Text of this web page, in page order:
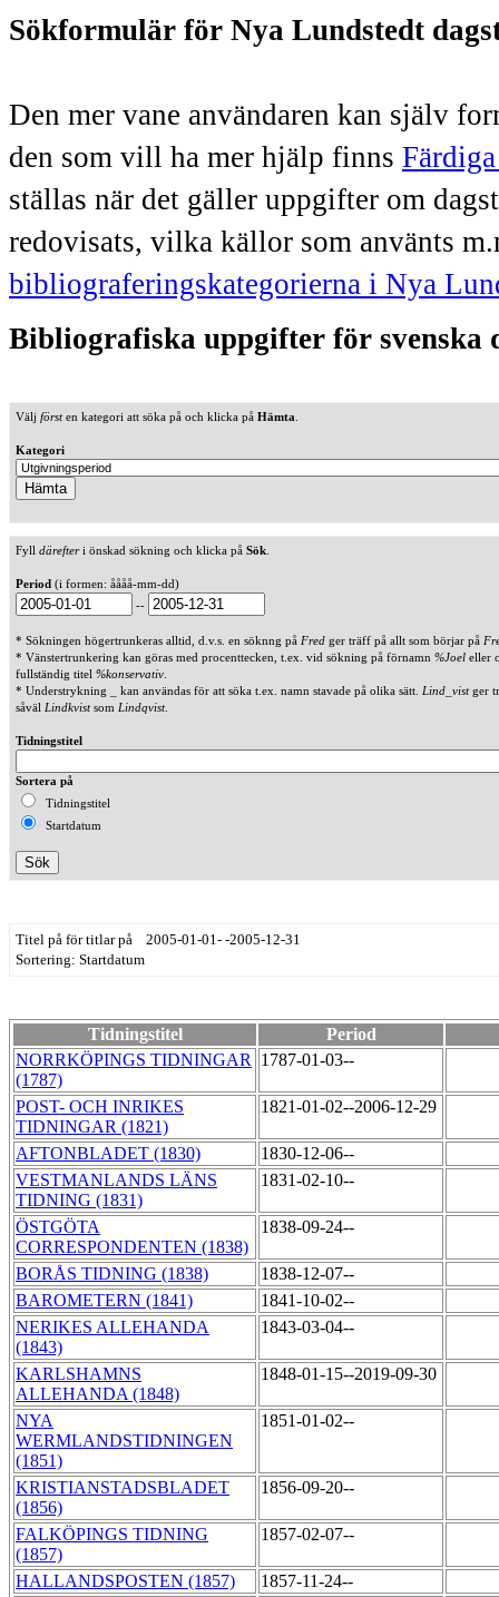
Sökformulär för Nya Lundstedt
Den mer vane användaren kan själv
den som vill ha mer hjälp finns
ställas när det gäller uppgifter om
redovisats, vilka källor som använts
bibliograferingskategorierna i Nya
Bibliografiska uppgifter för svenska
Välj försten kategori att söka på och klicka på Hämta
Kategori
Fyll därefteri önskad sökning och klicka på Sök
Period (i formen: åååå-mm-dd)
--
* Sökningen högertrunkeras alltid, d.v.s. en söknng på Fred ger träff på allt som börjar på
* Vänstertrunkering kan göras med procenttecken, t.ex. vid sökning på förnamn %Joel eller
fullständig titel %konservativ
* Understrykning _ kan användas för att söka t.ex. namn stavade på olika sätt. Lind_vistger
såväl Lindkvistsom Lindqvist.
Tidningstitel
Sortera på
Tidningstitel
Startdatum
Titel på för titlar på 2005-01-01- -2005-12-31
Sortering: Startdatum
Tidningstitel
Period
NORRKÖPINGS TIDNINGAR
(1787)
1787-01-03--
POST- OCH INRIKES
TIDNINGAR (1821)
1821-01-02--2006-12-29
AFTONBLADET (1830)
1830-12-06--
VESTMANLANDS LÄNS
TIDNING (1831)
1831-02-10--
ÖSTGÖTA
CORRESPONDENTEN (1838)
1838-09-24--
BORÅS TIDNING (1838)
1838-12-07--
BAROMETERN (1841)
1841-10-02--
NERIKES ALLEHANDA
(1843)
1843-03-04--
KARLSHAMNS
ALLEHANDA (1848)
1848-01-15--2019-09-30
NYA
WERMLANDSTIDNINGEN
(1851)
1851-01-02--
KRISTIANSTADSBLADET
(1856)
1856-09-20--
FALKÖPINGS TIDNING
(1857)
1857-02-07--
HALLANDSPOSTEN (1857)
1857-11-24--